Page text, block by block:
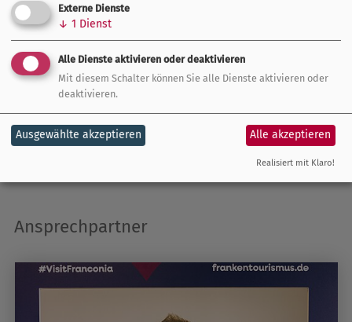
verzichtet.
Durch dieses umfangreiche Medienprojekt positionieren
sich die Fränkischen Städte als attraktive
Winterdestinationen und präsentieren ihre vielfältigen
Angebote auf moderne und ansprechende Weise. Der
Tourismusverband Franken spielt dabei eine zentrale Rolle
in der Koordination und Umsetzung dieser Initiative.
Ansprechpartner
Externe Dienste
↓ 1 Dienst
Alle Dienste aktivieren oder deaktivieren
Mit diesem Schalter können Sie alle Dienste aktivieren oder
deaktivieren.
Ausgewählte akzeptieren Alle akzeptieren
Realisiert mit Klaro!